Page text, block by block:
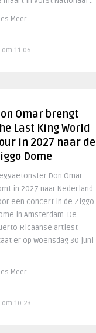
Meer
11:06
Omar brengt
Last King World
in 2027 naar de
Dome
Don Omar
in 2027 naar Nederland
een concert in de Ziggo
in Amsterdam. De
Ricaanse artiest
er op woensdag 30 juni
Meer
10:23